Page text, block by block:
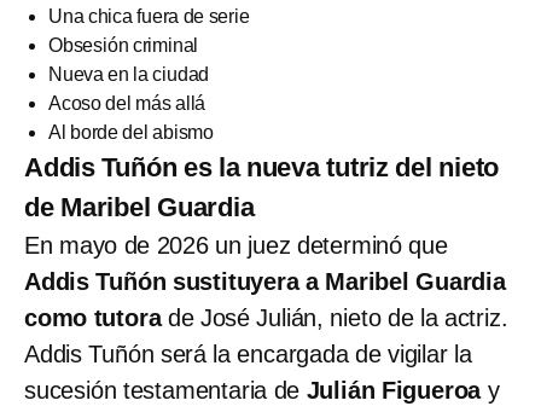
Una chica fuera de serie
Obsesión criminal
Nueva en la ciudad
Acoso del más allá
Al borde del abismo
Addis Tuñón es la nueva tutriz del nieto
de Maribel Guardia
En mayo de 2026 un juez determinó que
Addis Tuñón sustituyera a Maribel Guardia
como tutorade José Julián, nieto de la actriz.
Addis Tuñón será la encargada de vigilar la
sucesión testamentaria de Julián Figueroay